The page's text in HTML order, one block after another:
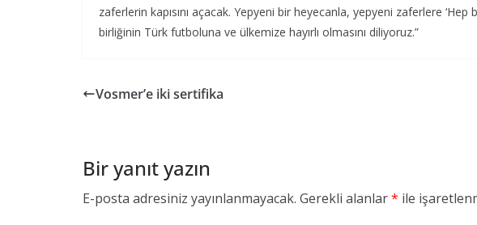
zaferlerin kapısını açacak. Yepyeni bir heyecanla, yepyeni zaferlere ‘Hep
birliğinin Türk futboluna ve ülkemize hayırlı olmasını diliyoruz.”
Vosmer’e iki sertifika
Bir yanıt yazın
E-posta adresiniz yayınlanmayacak. Gerekli alanlar* ile